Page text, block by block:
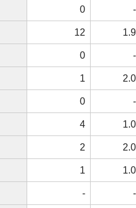
0 -
12 1.9
0 -
1 2.0
0 -
4 1.0
2 2.0
1 1.0
- -